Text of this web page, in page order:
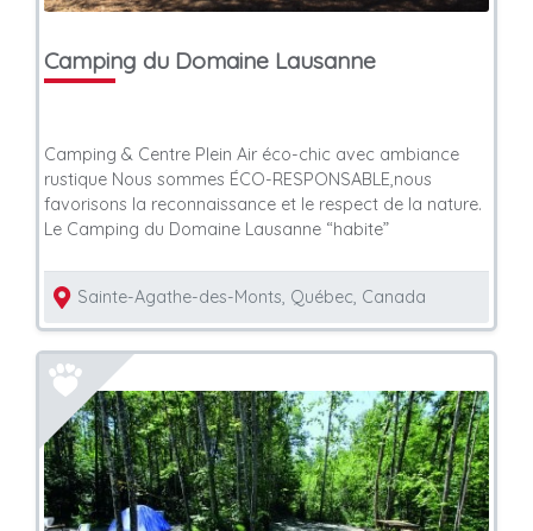
Camping du Domaine Lausanne
Camping & Centre Plein Air éco-chic avec ambiance
rustique Nous sommes ÉCO-RESPONSABLE,nous
favorisons la reconnaissance et le respect de la nature.
Le Camping du Domaine Lausanne “habite”
Sainte-Agathe-des-Monts, Québec, Canada